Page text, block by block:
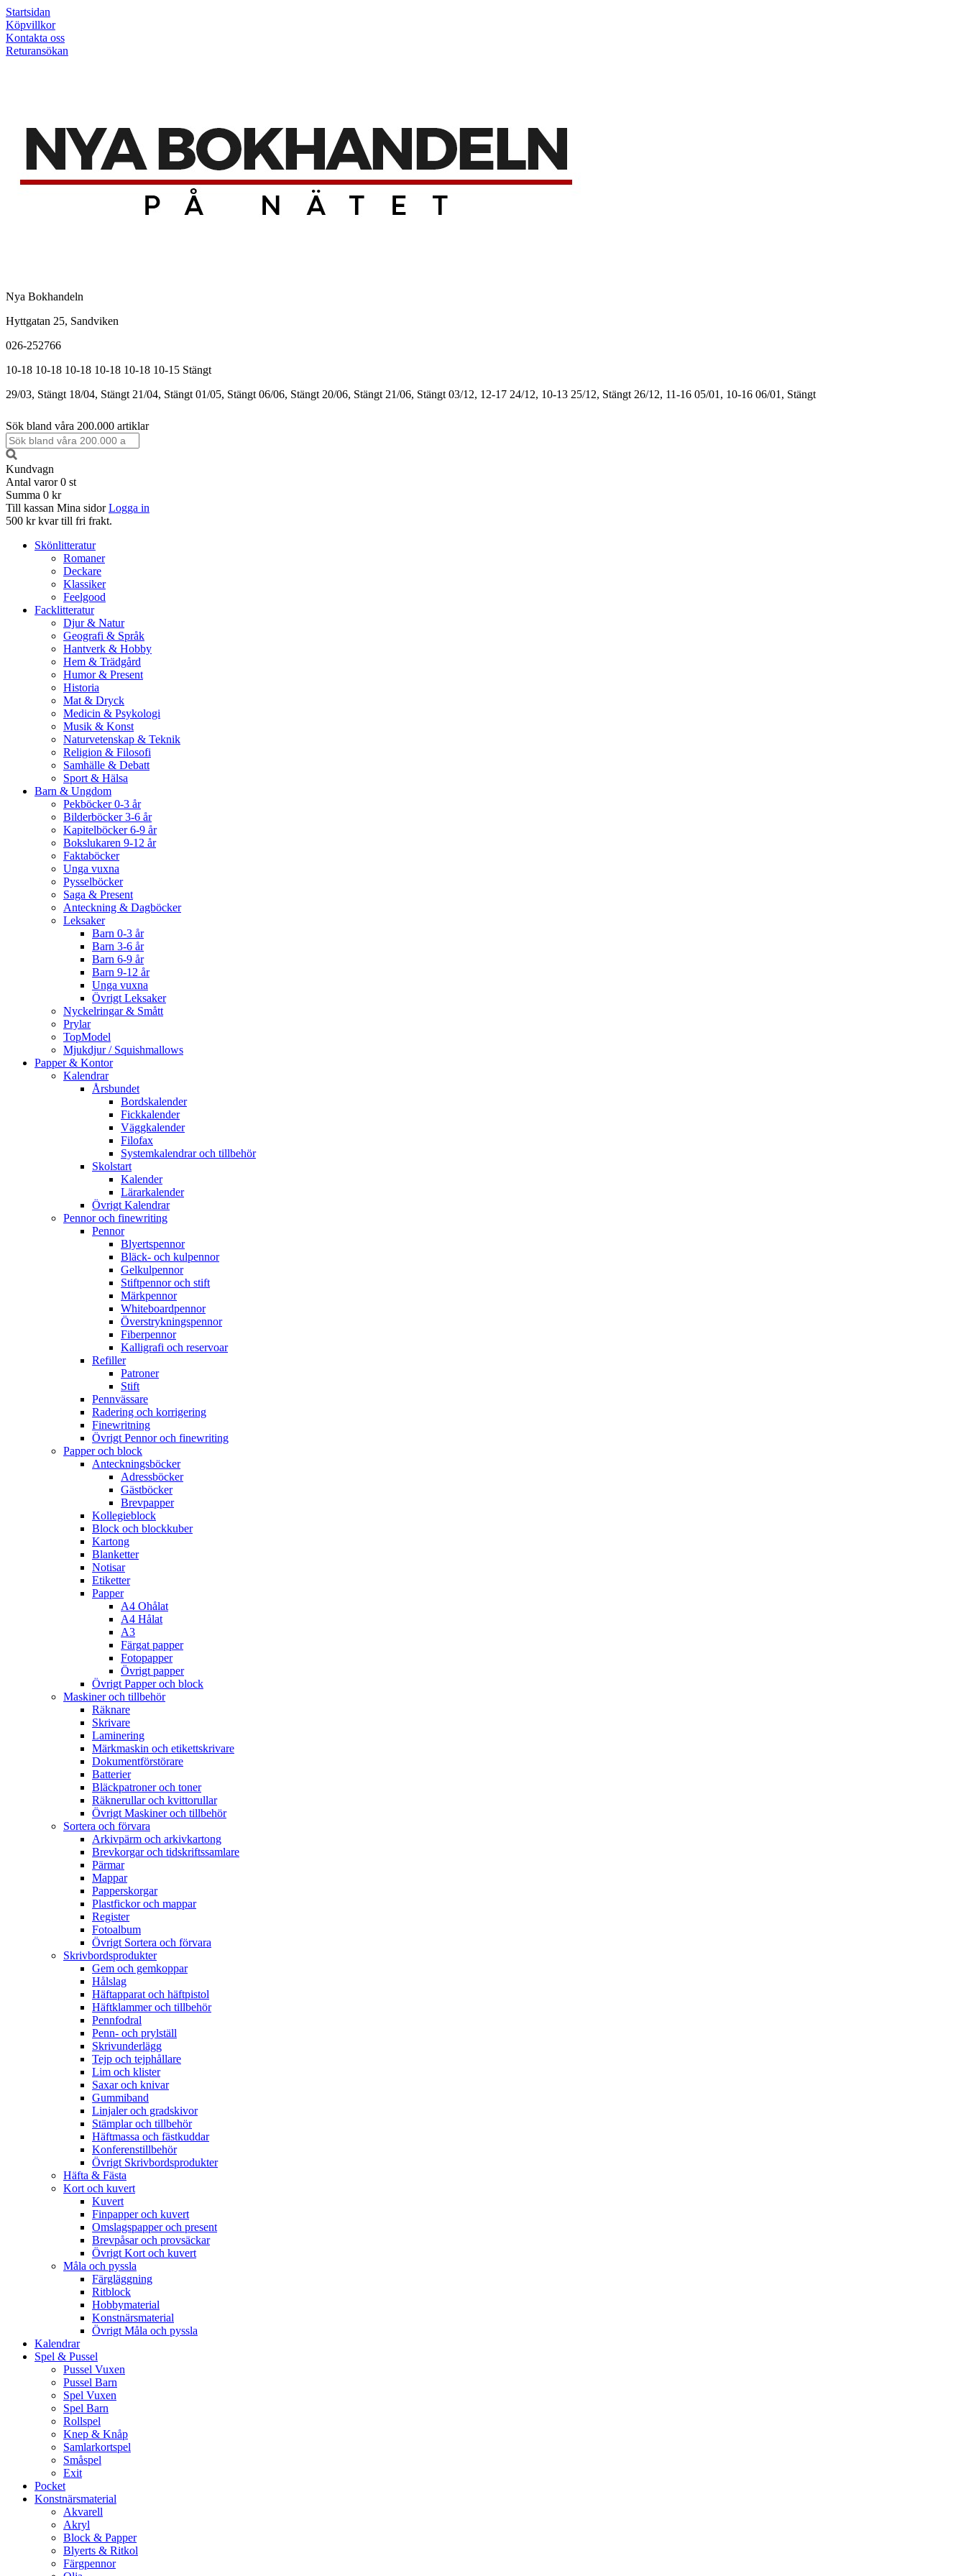
Startsidan
Köpvillkor
Kontakta oss
Returansökan
Nya Bokhandeln
Hyttgatan 25, Sandviken
026-252766
10-18 10-18 10-18 10-18 10-18 10-15 Stängt
29/03, Stängt 18/04, Stängt 21/04, Stängt 01/05, Stängt 06/06, Stängt 20/06, Stängt 21/06, Stängt 03/12, 12-17 24/12, 10-13 25/12, Stängt 26/12, 11-16 05/01, 10-16 06/01, Stängt
Sök bland våra 200.000 artiklar
Kundvagn
Antal varor 0 st
Summa 0 kr
Till kassan Mina sidor Logga in
500 kr kvar till fri frakt.
Skönlitteratur
Romaner
Deckare
Klassiker
Feelgood
Facklitteratur
Djur & Natur
Geografi & Språk
Hantverk & Hobby
Hem & Trädgård
Humor & Present
Historia
Mat & Dryck
Medicin & Psykologi
Musik & Konst
Naturvetenskap & Teknik
Religion & Filosofi
Samhälle & Debatt
Sport & Hälsa
Barn & Ungdom
Pekböcker 0-3 år
Bilderböcker 3-6 år
Kapitelböcker 6-9 år
Bokslukaren 9-12 år
Faktaböcker
Unga vuxna
Pysselböcker
Saga & Present
Anteckning & Dagböcker
Leksaker
Barn 0-3 år
Barn 3-6 år
Barn 6-9 år
Barn 9-12 år
Unga vuxna
Övrigt Leksaker
Nyckelringar & Smått
Prylar
TopModel
Mjukdjur / Squishmallows
Papper & Kontor
Kalendrar
Årsbundet
Bordskalender
Fickkalender
Väggkalender
Filofax
Systemkalendrar och tillbehör
Skolstart
Kalender
Lärarkalender
Övrigt Kalendrar
Pennor och finewriting
Pennor
Blyertspennor
Bläck- och kulpennor
Gelkulpennor
Stiftpennor och stift
Märkpennor
Whiteboardpennor
Överstrykningspennor
Fiberpennor
Kalligrafi och reservoar
Refiller
Patroner
Stift
Pennvässare
Radering och korrigering
Finewritning
Övrigt Pennor och finewriting
Papper och block
Anteckningsböcker
Adressböcker
Gästböcker
Brevpapper
Kollegieblock
Block och blockkuber
Kartong
Blanketter
Notisar
Etiketter
Papper
A4 Ohålat
A4 Hålat
A3
Färgat papper
Fotopapper
Övrigt papper
Övrigt Papper och block
Maskiner och tillbehör
Räknare
Skrivare
Laminering
Märkmaskin och etikettskrivare
Dokumentförstörare
Batterier
Bläckpatroner och toner
Räknerullar och kvittorullar
Övrigt Maskiner och tillbehör
Sortera och förvara
Arkivpärm och arkivkartong
Brevkorgar och tidskriftssamlare
Pärmar
Mappar
Papperskorgar
Plastfickor och mappar
Register
Fotoalbum
Övrigt Sortera och förvara
Skrivbordsprodukter
Gem och gemkoppar
Hålslag
Häftapparat och häftpistol
Häftklammer och tillbehör
Pennfodral
Penn- och prylställ
Skrivunderlägg
Tejp och tejphållare
Lim och klister
Saxar och knivar
Gummiband
Linjaler och gradskivor
Stämplar och tillbehör
Häftmassa och fästkuddar
Konferenstillbehör
Övrigt Skrivbordsprodukter
Häfta & Fästa
Kort och kuvert
Kuvert
Finpapper och kuvert
Omslagspapper och present
Brevpåsar och provsäckar
Övrigt Kort och kuvert
Måla och pyssla
Färgläggning
Ritblock
Hobbymaterial
Konstnärsmaterial
Övrigt Måla och pyssla
Kalendrar
Spel & Pussel
Pussel Vuxen
Pussel Barn
Spel Vuxen
Spel Barn
Rollspel
Knep & Knåp
Samlarkortspel
Småspel
Exit
Pocket
Konstnärsmaterial
Akvarell
Akryl
Block & Papper
Blyerts & Ritkol
Färgpennor